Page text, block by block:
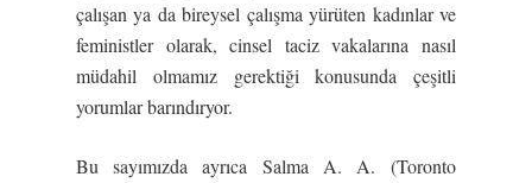
çalışan ya da bireysel çalışma yürüten kadınlar ve
feministler olarak, cinsel taciz vakalarına nasıl
müdahil olmamız gerektiği konusunda çeşitli
yorumlar barındıryor.
Bu sayımızda ayrıca Salma A. A. (Toronto